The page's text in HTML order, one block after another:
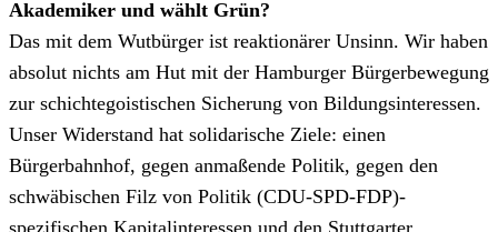
Akademiker und wählt Grün?
Das mit dem Wutbürger ist reaktionärer Unsinn. Wir haben
absolut nichts am Hut mit der Hamburger Bürgerbewegung
zur schichtegoistischen Sicherung von Bildungsinteressen.
Unser Widerstand hat solidarische Ziele: einen
Bürgerbahnhof, gegen anmaßende Politik, gegen den
schwäbischen Filz von Politik (CDU-SPD-FDP)-
spezifischen Kapitalinteressen und den Stuttgarter